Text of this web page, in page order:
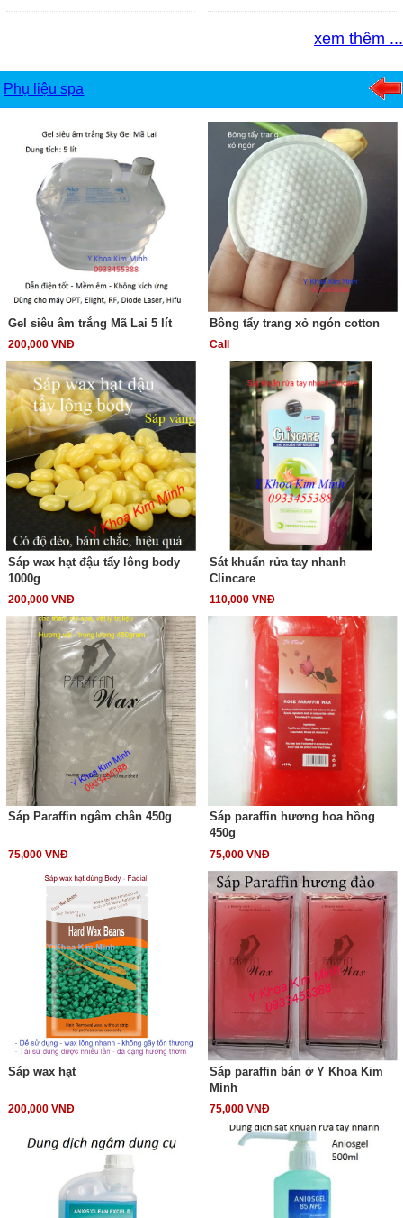
xem thêm ...
Phụ liệu spa
Gel siêu âm trắng Mã Lai 5 lít
200,000 VNĐ
Bông tẩy trang xỏ ngón cotton
Call
Sáp wax hạt đậu tẩy lông body
1000g
200,000 VNĐ
Sát khuẩn rửa tay nhanh
Clincare
110,000 VNĐ
Sáp Paraffin ngâm chân 450g
75,000 VNĐ
Sáp paraffin hương hoa hồng
450g
75,000 VNĐ
Sáp wax hạt
200,000 VNĐ
Sáp paraffin bán ở Y Khoa Kim
Minh
75,000 VNĐ